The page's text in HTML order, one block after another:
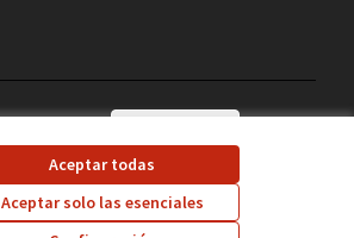
Aceptar todas
Aceptar solo las esenciales
Con licencia Creative
(Enlace externo)